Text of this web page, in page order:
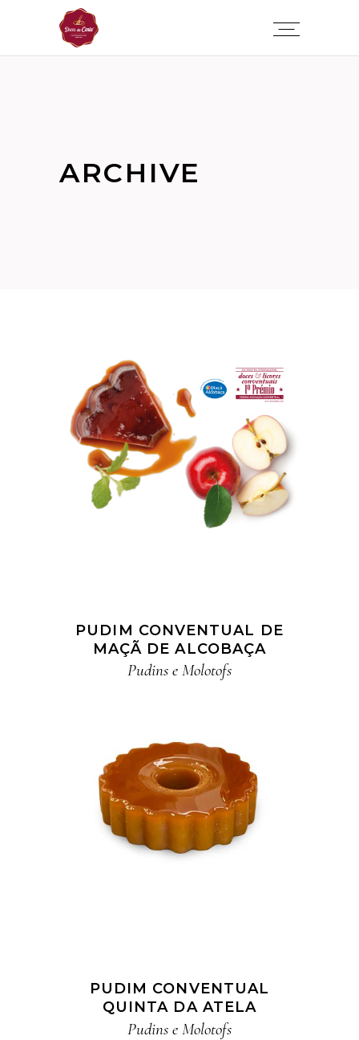
ARCHIVE
PUDIM CONVENTUAL DE
MAÇÃ DE ALCOBAÇA
Pudins e Molotofs
PUDIM CONVENTUAL
QUINTA DA ATELA
Pudins e Molotofs